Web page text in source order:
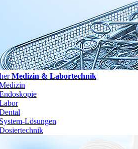
Medizin & Labortechnik
System-Lösungen